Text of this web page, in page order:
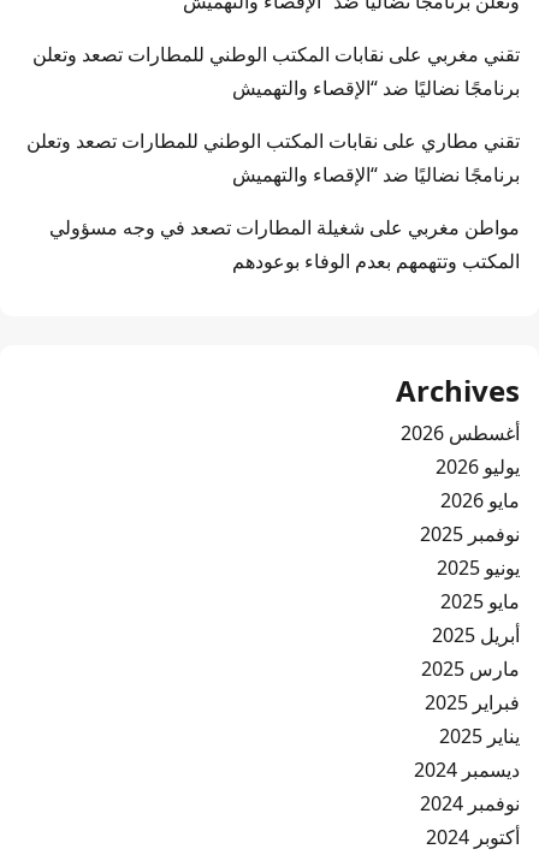
تقني مغربي على نقابات المكتب الوطني للمطارات تصعد وتعلن
برنامجًا نضاليًا ضد “الإقصاء والتهميش
تقني مطاري على نقابات المكتب الوطني للمطارات تصعد وتعلن
برنامجًا نضاليًا ضد “الإقصاء والتهميش
مواطن مغربي على شغيلة المطارات تصعد في وجه مسؤولي
المكتب وتتهمهم بعدم الوفاء بوعودهم
Archives
أغسطس 2026
يوليو 2026
مايو 2026
نوفمبر 2025
يونيو 2025
مايو 2025
أبريل 2025
مارس 2025
فبراير 2025
يناير 2025
ديسمبر 2024
نوفمبر 2024
أكتوبر 2024